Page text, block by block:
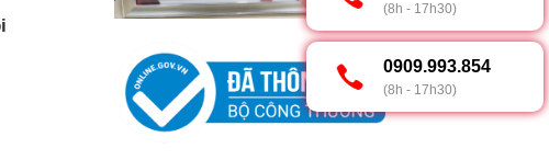
(8h - 17h30)
0909.993.854
(8h - 17h30)